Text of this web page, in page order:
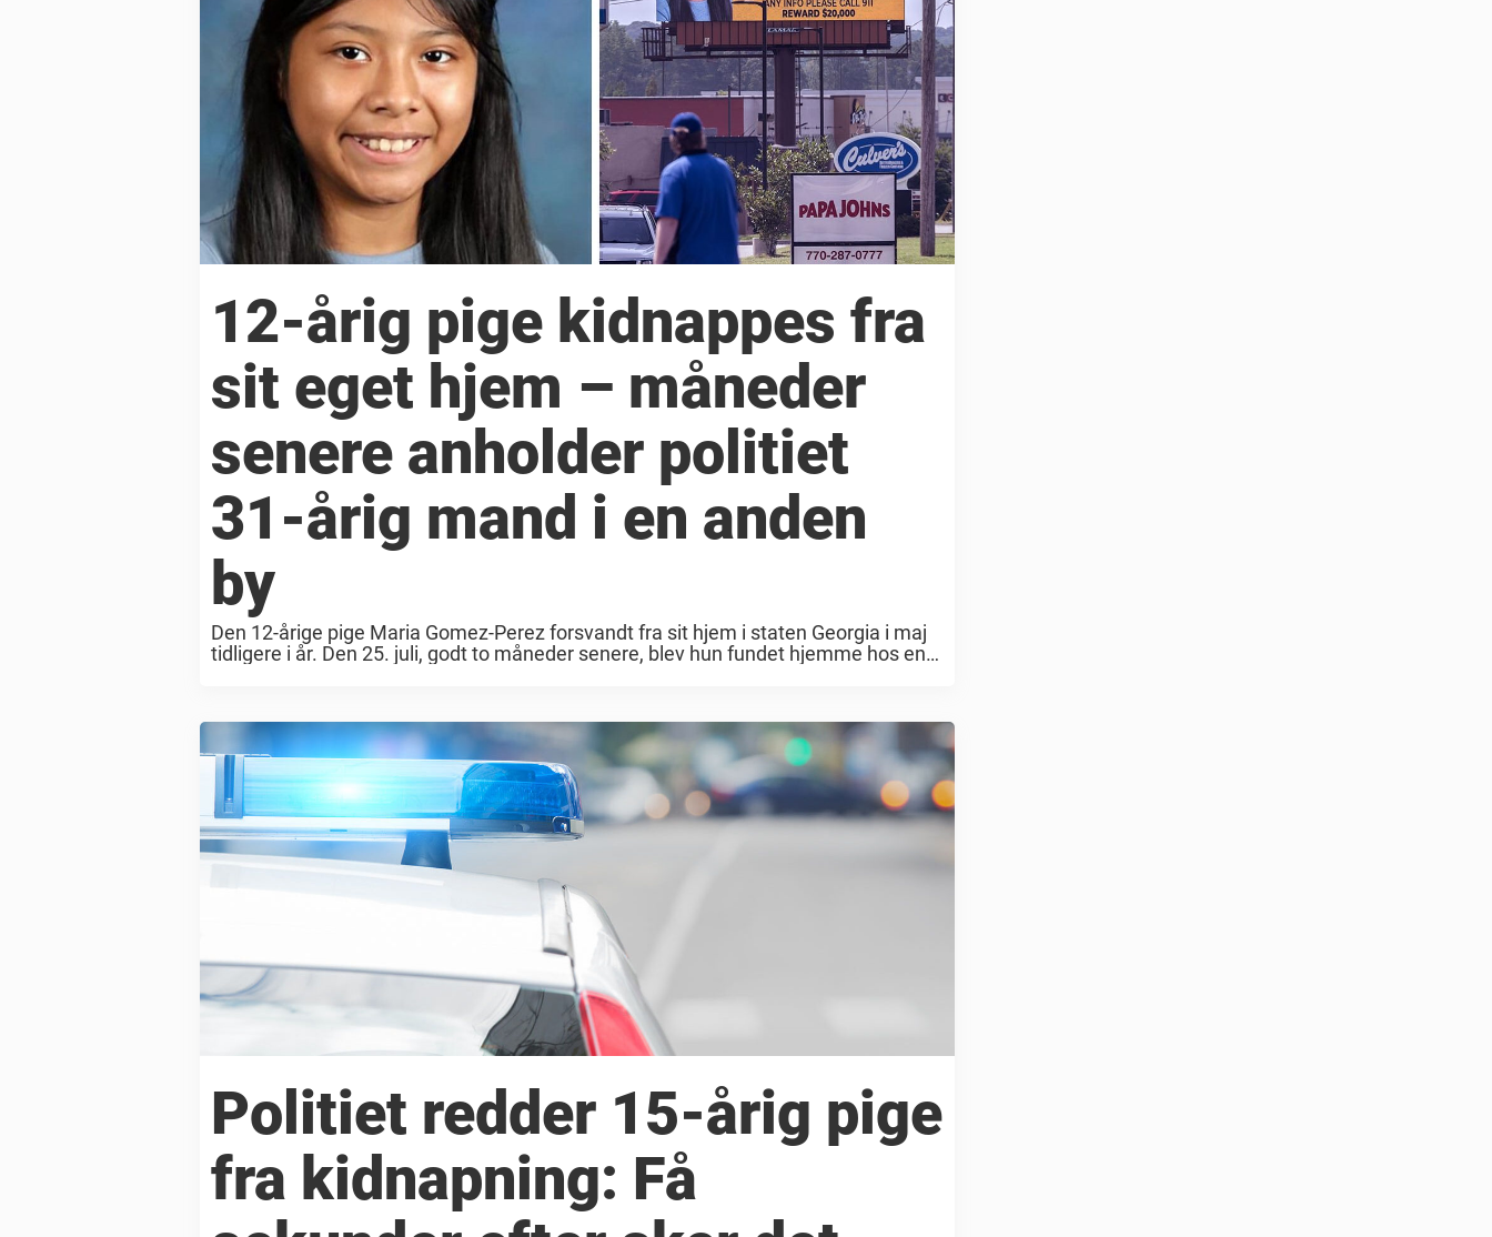
12-årig pige kidnappes fra
sit eget hjem – måneder
senere anholder politiet
31-årig mand i en anden
by
Den 12-årige pige Maria Gomez-Perez forsvandt fra sit hjem i staten Georgia i maj
tidligere i år. Den 25. juli, godt to måneder senere, blev hun fundet hjemme hos en
Politiet redder 15-årig pige
fra kidnapning: Få